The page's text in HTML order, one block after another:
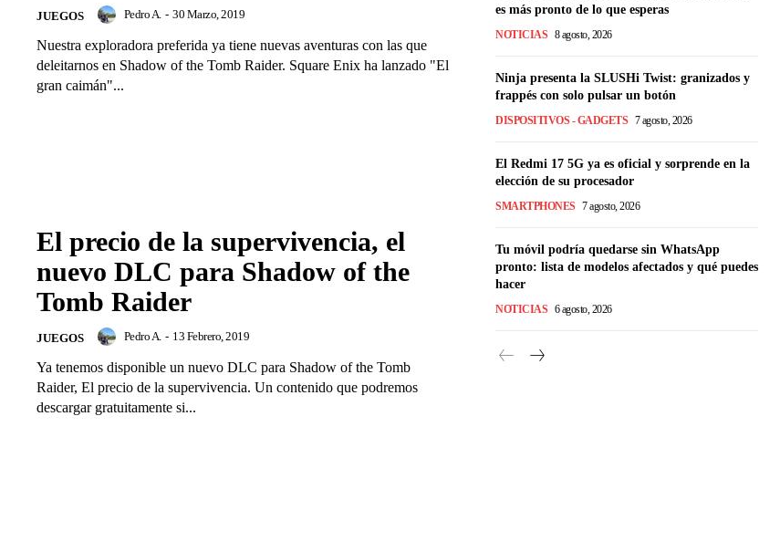
JUEGOS Pedro A. - 30 Marzo, 2019
Nuestra exploradora preferida ya tiene nuevas aventuras con las que
deleitarnos en Shadow of the Tomb Raider. Square Enix ha lanzado "El
gran caimán"...
El precio de la supervivencia, el
nuevo DLC para Shadow of the
Tomb Raider
JUEGOS Pedro A. - 13 Febrero, 2019
Ya tenemos disponible un nuevo DLC para Shadow of the Tomb
Raider, El precio de la supervivencia. Un contenido que podremos
descargar gratuitamente si...
es más pronto de lo que esperas
NOTICIAS 8 agosto, 2026
Ninja presenta la SLUSHi Twist: granizados y
frappés con solo pulsar un botón
DISPOSITIVOS - GADGETS 7 agosto, 2026
El Redmi 17 5G ya es oficial y sorprende en la
elección de su procesador
SMARTPHONES 7 agosto, 2026
Tu móvil podría quedarse sin WhatsApp
pronto: lista de modelos afectados y qué puedes
hacer
NOTICIAS 6 agosto, 2026